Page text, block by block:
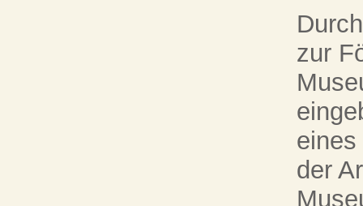
zur
der